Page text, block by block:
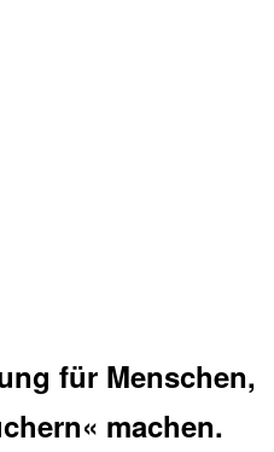
für Menschen,
machen.